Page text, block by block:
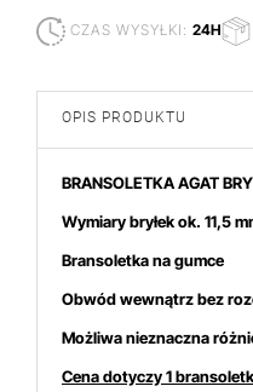
CZAS WYSYŁKI: 24H
OPIS PRODUKTU
BRANSOLETKA AGAT
Wymiary bryłek ok. 11,5
Bransoletka na gumce
Obwód wewnątrz bez
Możliwa nieznaczna
Cena dotyczy 1